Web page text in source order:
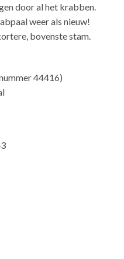
door al het krabben.
weer als nieuw!
bovenste stam.
44416)